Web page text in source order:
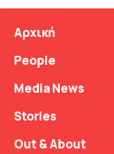
Αρχική
People
Media News
Stories
Out & About